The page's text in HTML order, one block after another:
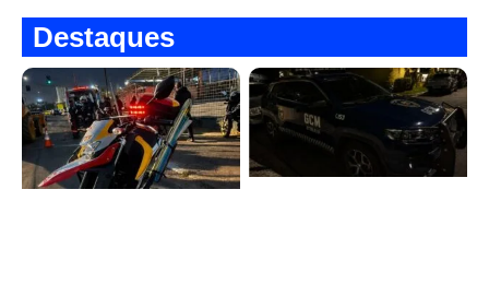
Destaques